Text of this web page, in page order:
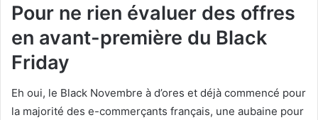
Pour ne rien évaluer des offres
en avant-première du Black
Friday
Eh oui, le Black Novembre à d’ores et déjà commencé pour
la majorité des e-commerçants français, une aubaine pour